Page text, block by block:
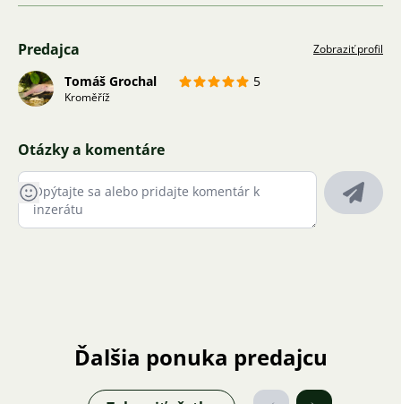
Predajca Zobraziť profil
Tomáš Grochal 5
Kroměříž
Otázky a komentáre
Ďalšia ponuka predajcu